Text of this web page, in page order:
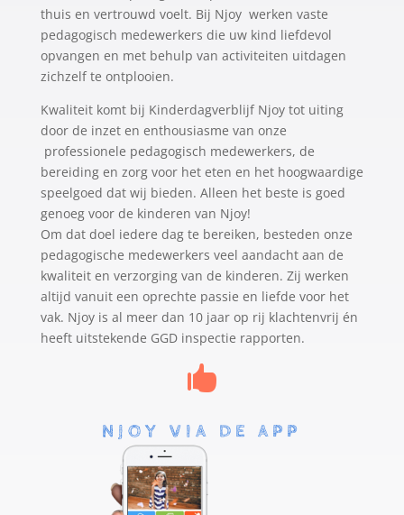
thuis en vertrouwd voelt. Bij Njoy werken vaste
pedagogisch medewerkers die uw kind liefdevol
opvangen en met behulp van activiteiten uitdagen
zichzelf te ontplooien.
Kwaliteit komt bij Kinderdagverblijf Njoy tot uiting
door de inzet en enthousiasme van onze
professionele pedagogisch medewerkers, de
bereiding en zorg voor het eten en het hoogwaardige
speelgoed dat wij bieden. Alleen het beste is goed
genoeg voor de kinderen van Njoy!
Om dat doel iedere dag te bereiken, besteden onze
pedagogische medewerkers veel aandacht aan de
kwaliteit en verzorging van de kinderen. Zij werken
altijd vanuit een oprechte passie en liefde voor het
vak. Njoy is al meer dan 10 jaar op rij klachtenvrij én
heeft uitstekende GGD inspectie rapporten.

NJOY VIA DE APP